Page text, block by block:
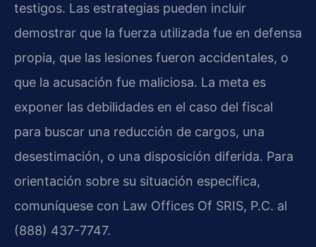
testigos. Las estrategias pueden incluir
demostrar que la fuerza utilizada fue en defensa
propia, que las lesiones fueron accidentales, o
que la acusación fue maliciosa. La meta es
exponer las debilidades en el caso del fiscal
para buscar una reducción de cargos, una
desestimación, o una disposición diferida. Para
orientación sobre su situación específica,
comuníquese con Law Offices Of SRIS, P.C. al
(888) 437-7747.